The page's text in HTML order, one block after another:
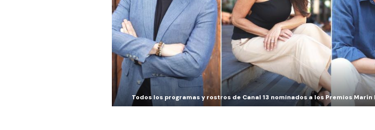
Todos los programas y rostros de Canal 13 nominados a los Premios